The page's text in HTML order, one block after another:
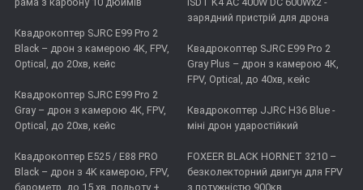
Квадрокоптер SJRC E99 Pro 2
Black – дрон з камерою 4K, FPV,
Optical, до 20хв, кейс
Квадрокоптер SJRC E99 Pro 2
Gray – дрон з камерою 4К, FPV,
Optical, до 20хв, кейс
Квадрокоптер E525 / E88 PRO
Black – дрон з 4K камерою, FPV,
барометр, до 15 хв. польоту +
зарядний пристрій для дрона
Квадрокоптер SJRC E99 Pro 2
Gray Plus – дрон з камерою 4К,
FPV, Optical, до 40хв, кейс
Квадрокоптер JJRC H36 Blue -
міні дрон ударостійкий
FOXEER BLACK HORNET 3210 –
безколекторний двигун для FPV
з потужністю 900кв